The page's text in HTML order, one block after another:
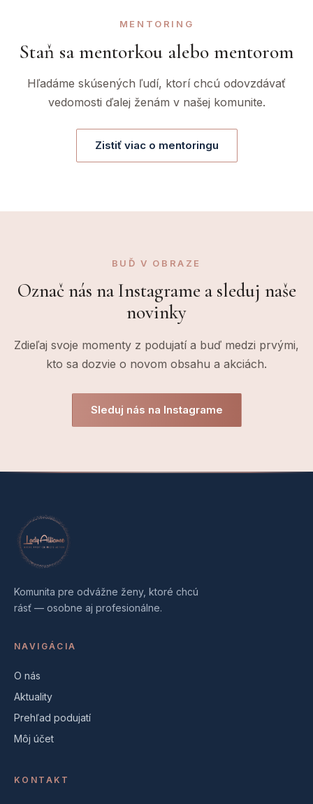
MENTORING
Staň sa mentorkou alebo mentorom
Hľadáme skúsených ľudí, ktorí chcú odovzdávať
vedomosti ďalej ženám v našej komunite.
Zistiť viac o mentoringu
BUĎ V OBRAZE
Označ nás na Instagrame a sleduj naše
novinky
Zdieľaj svoje momenty z podujatí a buď medzi prvými,
kto sa dozvie o novom obsahu a akciách.
Sleduj nás na Instagrame
Komunita pre odvážne ženy, ktoré chcú
rásť — osobne aj profesionálne.
NAVIGÁCIA
O nás
Aktuality
Prehľad podujatí
Môj účet
KONTAKT